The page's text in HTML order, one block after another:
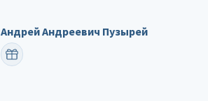
Андрей Андреевич Пузырей
ПОЗДРАВИТЬ